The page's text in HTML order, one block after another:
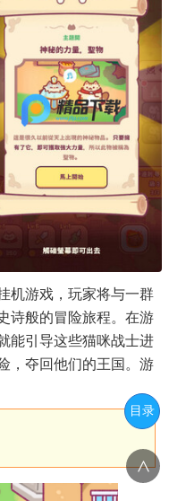
机游戏，玩家将与一群
诗般的冒险旅程。在游
能引导这些猫咪战士进
，夺回他们的王国。游
目录
<